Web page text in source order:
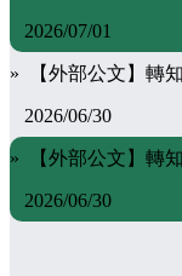
2026/07/01
2026/06/30
2026/06/30